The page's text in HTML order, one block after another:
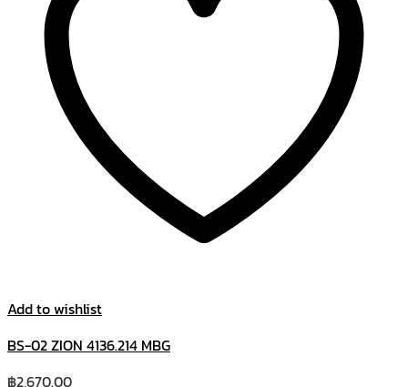
Add to wishlist
BS-02 ZION 4136.214 MBG
฿2,670.00